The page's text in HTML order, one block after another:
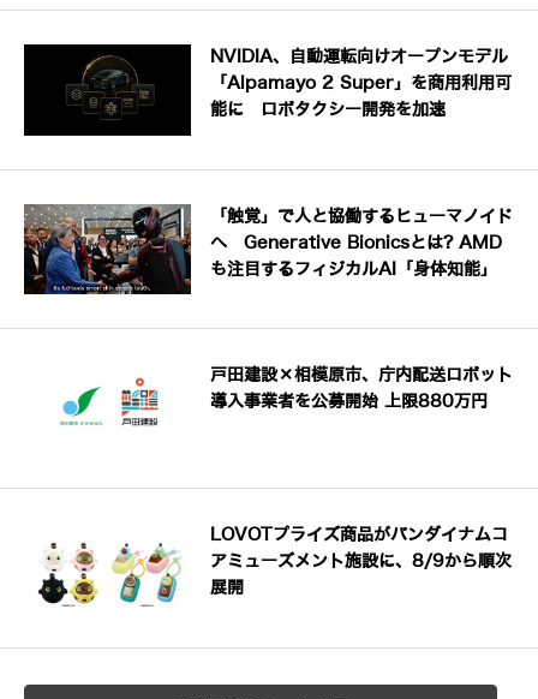
NVIDIA、自動運転向けオープンモデル
「Alpamayo 2 Super」を商用利用可
能に ロボタクシー開発を加速
「触覚」で人と協働するヒューマノイド
へ Generative Bionicsとは? AMD
も注目するフィジカルAI「身体知能」
戸田建設×相模原市、庁内配送ロボット
導入事業者を公募開始 上限880万円
LOVOTプライズ商品がバンダイナムコ
アミューズメント施設に、8/9から順次
展開